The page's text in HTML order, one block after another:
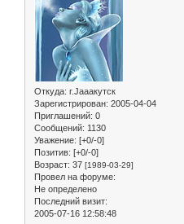
Откуда: г.Jaaaкутск
Зарегистрирован: 2005-04-04
Приглашений: 0
Сообщений: 1130
Уважение: [+0/-0]
Позитив: [+0/-0]
Возраст: 37 [1989-03-29]
Провел на форуме:
Не определено
Последний визит:
2005-07-16 12:58:48